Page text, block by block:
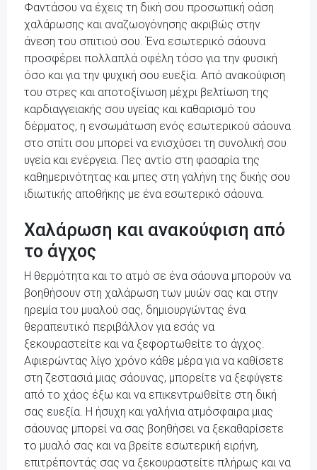
Φαντάσου να έχεις τη δική σου προσωπική oάση
χαλάρωσης και αναζωογόνησης ακριβώς στην
άνεση του σπιτιού σου. Ένα εσωτερικό σάουνα
προσφέρει πολλαπλά οφέλη τόσο για την φυσική
όσο και για την ψυχική σου ευεξία. Από ανακούφιση
του στρες και αποτοξίνωση μέχρι βελτίωση της
καρδιαγγειακής σου υγείας και καθαρισμό του
δέρματος, η ενσωμάτωση ενός εσωτερικού σάουνα
στο σπίτι σου μπορεί να ενισχύσει τη συνολική σου
υγεία και ενέργεια. Πες αντίο στη φασαρία της
καθημερινότητας και μπες στη γαλήνη της δικής σου
ιδιωτικής αποθήκης με ένα εσωτερικό σάουνα.
Χαλάρωση και ανακούφιση από
το άγχος
Η θερμότητα και το ατμό σε ένα σάουνα μπορούν να
βοηθήσουν στη χαλάρωση των μυών σας και στην
ηρεμία του μυαλού σας, δημιουργώντας ένα
θεραπευτικό περιβάλλον για εσάς να
ξεκουραστείτε και να ξεφορτωθείτε το άγχος.
Αφιερώντας λίγο χρόνο κάθε μέρα για να καθίσετε
στη ζεστασιά μιας σάουνας, μπορείτε να ξεφύγετε
από το χάος έξω και να επικεντρωθείτε στη δική
σας ευεξία. Η ήσυχη και γαλήνια ατμόσφαιρα μιας
σάουνας μπορεί να σας βοηθήσει να ξεκαθαρίσετε
το μυαλό σας και να βρείτε εσωτερική ειρήνη,
επιτρέποντάς σας να ξεκουραστείτε πλήρως και να